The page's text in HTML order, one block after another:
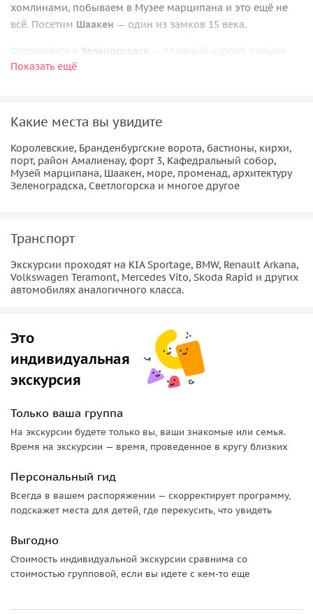
хомлинами, побываем в Музее марципана и это ещё не
всё. Посетим Шаакен — один из замков 15 века.
Отправимся в Зеленоградск — пляжный курорт, раньше
носивший название Кранц. Он
старинным улочкам и насладимся европейской
выйдем на променад, чтобы полюбоваться побережьем и
вдоволь надышаться морским бризом.
Светлогорске мы познакомимся с архитектурой и
Балтийского побережья.
Показать ещё
Какие места вы увидите
Королевские, Бранденбургские ворота, бастионы, кирхи,
порт, район Амалиенау, форт 3, Кафедральный собор,
Музей марципана, Шаакен, море, променад, архитектуру
Зеленоградска, Светлогорска и многое другое
Транспорт
Экскурсии проходят на KIA Sportage, BMW, Renault Arkana,
Volkswagen Teramont, Mercedes Vito, Skoda Rapid и других
автомобилях аналогичного класса.
Это
индивидуальная
экскурсия
Только ваша группа
На экскурсии будете только вы, ваши знакомые или семья.
Время на экскурсии — время, проведенное в кругу близких
Персональный гид
Всегда в вашем распоряжении — скорректирует программу,
подскажет места для детей, где перекусить, что увидеть
Выгодно
Стоимость индивидуальной экскурсии сравнима со
стоимостью групповой, если вы идете с кем-то еще